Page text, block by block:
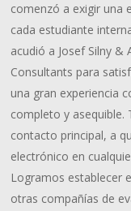
comenzó a exigir una
cada estudiante
acudió a Josef Silny &
Consultants para
una gran experiencia
completo y asequible.
contacto principal, a
electrónico en
Logramos establecer
otras compañías de